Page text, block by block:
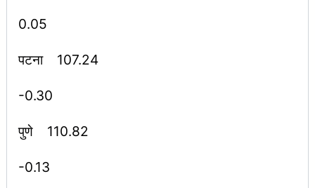
0.05
पटना 107.24
-0.30
पुणे 110.82
-0.13